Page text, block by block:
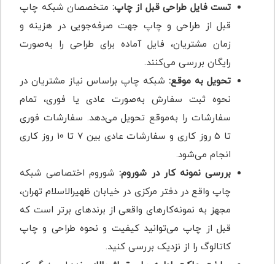
تست فایل طراحی قبل از چاپ: متخصصان شبکه چاپ
قبل از طراحی و چاپ جهت صرفه‌جویی در هزینه و
زمان مشتریان، فایل آماده برای طراحی را به‌صورت
رایگان بررسی می‌کنند.
تحویل به موقع: شبکه چاپ براساس نیاز مشتریان در
نحوه ثبت سفارش به‌صورت عادی یا فوری، تمام
سفارشات را به‌موقع تحویل می‌دهد. سفارشات فوری
تا 5 روز کاری و سفارشات عادی بین 7 تا 10 روز کاری
انجام می‌شود.
بررسی نمونه کار در شوروم:شوروم اختصاصی شبکه
چاپ واقع در دفتر مرکزی در خیابان ظهیرالاسلام تهران،
مجهز به نمونه‌کارهای واقعی از برندهای برتر است که
قبل از چاپ می‌توانید کیفیت و نحوه طراحی و چاپ
کاتالوگ را از نزدیک بررسی کنید.